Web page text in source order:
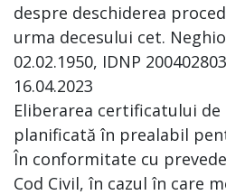
despre deschiderea
urma decesului cet.
02.02.1950, IDNP
16.04.2023
Eliberarea certificatului
planificată în prealabil
În conformitate cu
Cod Civil, în cazul în care